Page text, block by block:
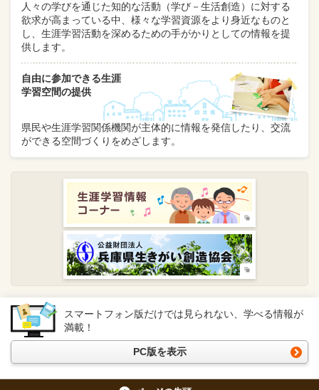
人々の学びを通じた知的な活動（学び－生活創造）に対する
欲求が高まっている中、様々な学習資源をより身近なものと
し、生涯学習活動を深めるための手がかりとしての情報を提
供します。
自由に参加できる生涯
学習空間の提供
県民や生涯学習関係機関が主体的に情報を発信したり、交流
ができる空間づくりをめざします。
スマートフォン版だけでは見られない、学べる情報が
満載！
PC版を表示